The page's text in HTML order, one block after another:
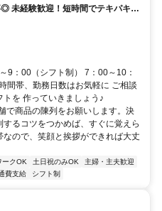
未経験歓迎！短時間でテキパキ働
9：00（シフト制） 7：00～10：
間帯、勤務日数はお気軽に ご相談
を 作っていきましょう♪
で商品の陳列をお願いします。決
るコツをつかめば、すぐに覚えら
ので、笑顔と挨拶ができれば大丈
ークOK 土日祝のみOK
主婦・主夫歓迎
費支給 シフト制